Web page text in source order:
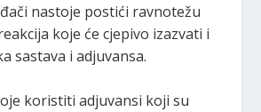
nastoje postići ravnotežu
koje će cjepivo izazvati i
sastava i adjuvansa.
koristiti adjuvansi koji su